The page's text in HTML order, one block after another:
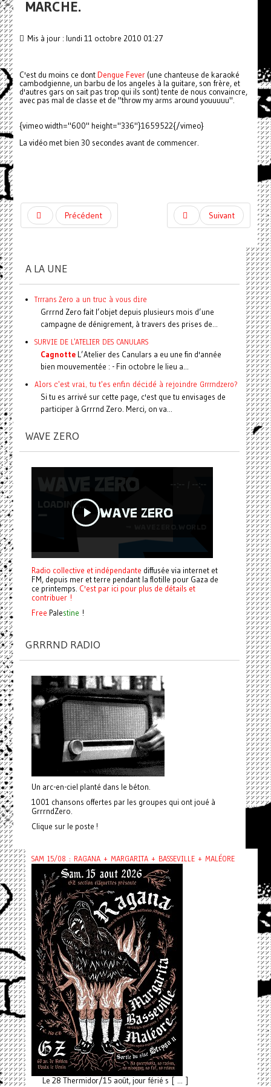
MARCHE.
Mis à jour : lundi 11 octobre 2010 01:27
C'est du moins ce dontDengue Fever(une chanteuse de karaoké
cambodgienne, un barbu de los angeles à la guitare, son frère, et
d'autres gars on sait pas trop qui ils sont) tente de nous convaincre,
avec pas mal de classe et de "throw my arms around youuuuu".
{vimeo width="600" height="336"}1659522{/vimeo}
La vidéo met bien 30 secondes avant de commencer.
Précédent Suivant
A LA UNE
Trrrans Zero a un truc à vous dire
Grrrnd Zero fait l’objet depuis plusieurs mois d’une
campagne de dénigrement, à travers des prises de...
SURVIE DE L'ATELIER DES CANULARS
CagnotteL’Atelier des Canulars a eu une fin d'année
bien mouvementée : - Fin octobre le lieu a...
Alors c'est vrai, tu t'es enfin décidé à rejoindre Grrrndzero?
Si tu es arrivé sur cette page, c'est que tu envisages de
participer à Grrrnd Zero. Merci, on va...
WAVE ZERO
Radio collective et indépendante diffusée via internet et
FM, depuis mer et terre pendant la flotille pour Gaza de
ce printemps. C'est par ici pour plus de détails et
contribuer !
Free Palestine !
GRRRND RADIO
Un arc-en-ciel planté dans le béton.
1001 chansons offertes par les groupes qui ont joué à
GrrrndZero.
Clique sur le poste !
SAM 15/08 : RAGANA + MARGARITA + BASSEVILLE + MALÉORE
Le 28 Thermidor/15 août, jour férié s [ ... ]